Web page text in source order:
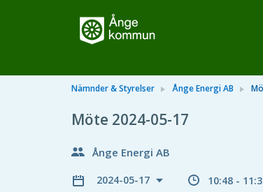
Nämnder & Styrelser Ånge Energi AB
Möte 2024-05-17
Ånge Energi AB
2024-05-17 10:48 -